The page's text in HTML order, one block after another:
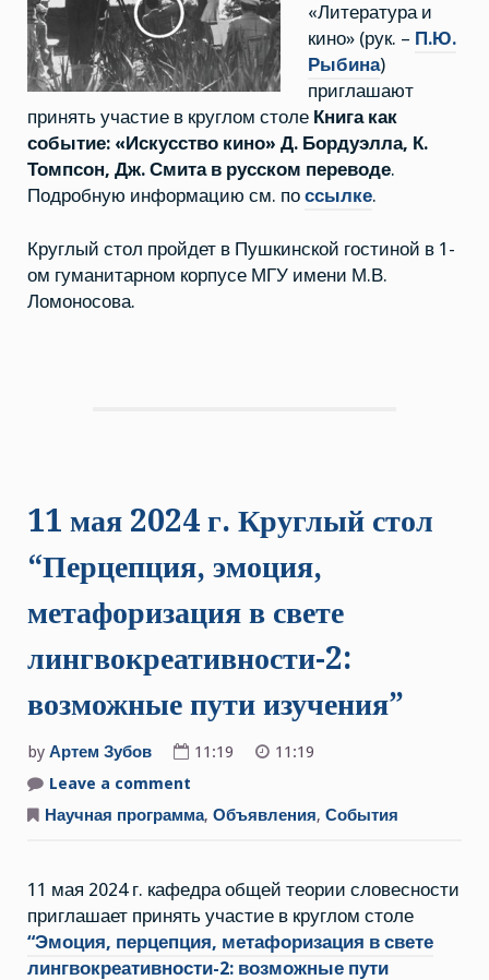
«Литература и
кино» (рук. – П.Ю.
Рыбина)
приглашают
принять участие в круглом столе Книга как
событие: «Искусство кино» Д. Бордуэлла, К.
Томпсон, Дж. Смита в русском переводе.
Подробную информацию см. по ссылке.
Круглый стол пройдет в Пушкинской гостиной в 1-
ом гуманитарном корпусе МГУ имени М.В.
Ломоносова.
11 мая 2024 г. Круглый стол
“Перцепция, эмоция,
метафоризация в свете
лингвокреативности-2:
возможные пути изучения”
by Артем Зубов 11:19
11:19
Leave a comment
мая
2024
“Перцепция,
эмоция,
метафоризация
в
свете
лингвокреативности-2:
Научная программа, Объявления, События
11 мая 2024 г. кафедра общей теории словесности
приглашает принять участие в круглом столе
“Эмоция, перцепция, метафоризация в свете
лингвокреативности-2: возможные пути